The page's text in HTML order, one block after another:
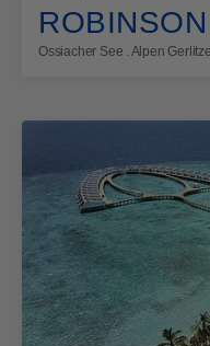
Ossiacher See . Alpen